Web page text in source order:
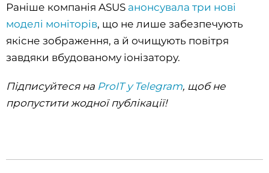
Раніше компанія ASUS анонсувала три нові
моделі моніторів, що не лише забезпечують
якісне зображення, а й очищують повітря
завдяки вбудованому іонізатору.
Підписуйтеся на ProIT у Telegram, щоб не
пропустити жодної публікації!